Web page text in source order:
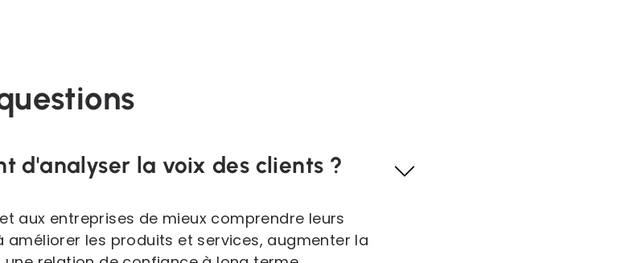
d'analyser la voix des clients ?
aux entreprises de mieux comprendre leurs
les produits et services, augmenter la